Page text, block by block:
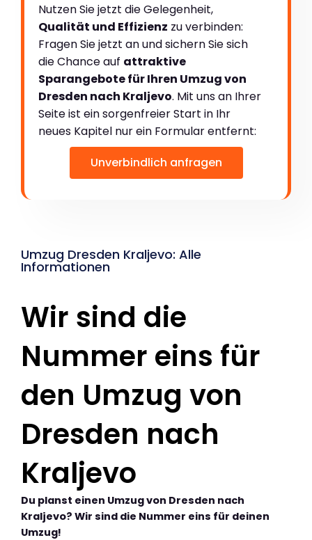
Nutzen Sie jetzt die Gelegenheit,
Qualität und Effizienz zu verbinden:
Fragen Sie jetzt an und sichern Sie sich
die Chance auf attraktive
Sparangebote für Ihren Umzug von
Dresden nach Kraljevo. Mit uns an Ihrer
Seite ist ein sorgenfreier Start in Ihr
neues Kapitel nur ein Formular entfernt:
Unverbindlich anfragen
Umzug Dresden Kraljevo: Alle
Informationen
Wir sind die
Nummer eins für
den Umzug von
Dresden nach
Kraljevo
Du planst einen Umzug von Dresden nach
Kraljevo? Wir sind die Nummer eins für deinen
Umzug!